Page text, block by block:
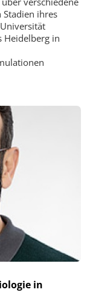
Stadien ihres
Heidelberg in
in